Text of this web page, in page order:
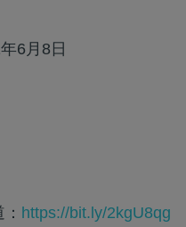
6月8日
https://bit.ly/2kgU8qg